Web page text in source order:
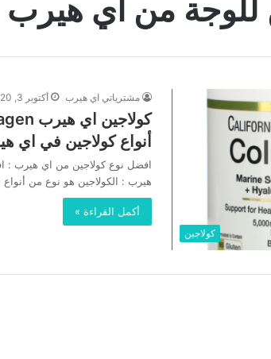
للوجة من اي هيرب
كولاجين
مشترياتي اي هيرب أكتوبر 3, 2020
أنواع كولاجين في اي
افضل نوع كولاجين من اي هيرب :
هيرب : الكولاجين هو نوع من أنواع
أكمل القراءة »